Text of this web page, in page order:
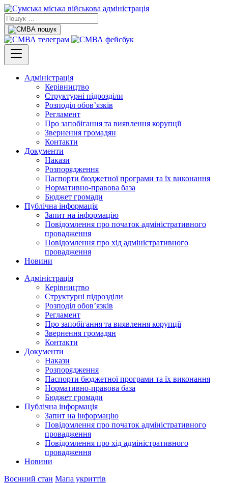
Адміністрація
Керівництво
Структурні підрозділи
Розподіл обов’язків
Регламент
Про запобігання та виявлення корупції
Звернення громадян
Контакти
Документи
Накази
Розпорядження
Паспорти бюджетної програми та їх виконання
Нормативно-правова база
Бюджет громади
Публічна інформація
Запит на інформацію
Повідомлення про початок адміністративного
провадження
Повідомлення про хід адміністративного
провадження
Новини
Адміністрація
Керівництво
Структурні підрозділи
Розподіл обов’язків
Регламент
Про запобігання та виявлення корупції
Звернення громадян
Контакти
Документи
Накази
Розпорядження
Паспорти бюджетної програми та їх виконання
Нормативно-правова база
Бюджет громади
Публічна інформація
Запит на інформацію
Повідомлення про початок адміністративного
провадження
Повідомлення про хід адміністративного
провадження
Новини
Воєнний стан Мапа укриттів